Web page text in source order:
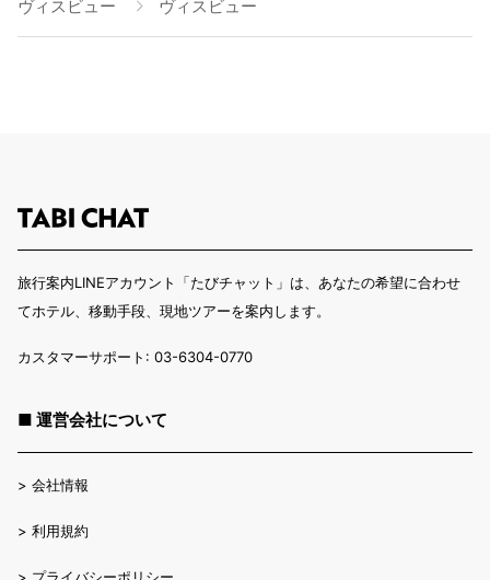
ヴィスビュー
ヴィスビュー
旅行案内LINEアカウント「たびチャット」は、あなたの希望に合わせ
てホテル、移動手段、現地ツアーを案内します。
カスタマーサポート: 03-6304-0770
■ 運営会社について
> 会社情報
> 利用規約